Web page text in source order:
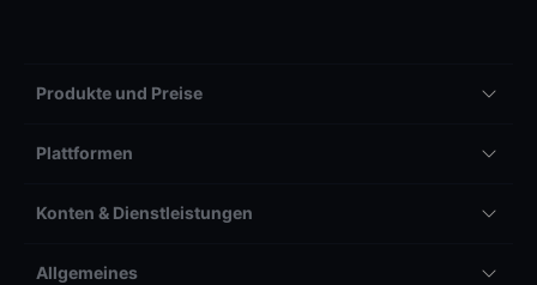
Produkte und Preise
Plattformen
Konten & Dienstleistungen
Allgemeines